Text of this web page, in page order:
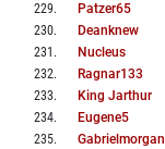
229. Patzer65
230. Deanknew
231 . Nucleus
232. Ragnar133
233. King Jarthur
234. Eugene5
235. Gabrielmorgan